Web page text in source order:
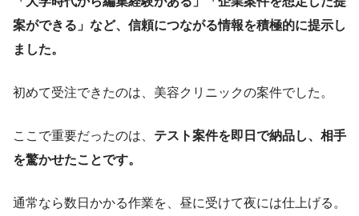
案ができる」など、信頼につながる情報を積極的に提示し
ました。
初めて受注できたのは、美容クリニックの案件でした。
ここで重要だったのは、 テスト案件を即日で納品し、相手
を驚かせたことです。
通常なら数日かかる作業を、昼に受けて夜には仕上げる。